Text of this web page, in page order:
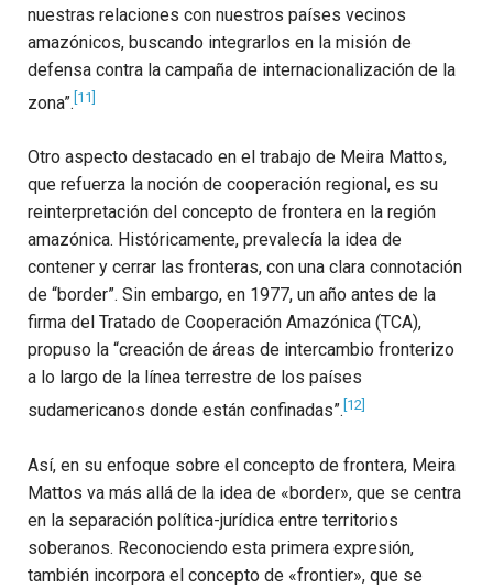
nuestras relaciones con nuestros países vecinos
amazónicos, buscando integrarlos en la misión de
defensa contra la campaña de internacionalización de la
zona”. [11]
Otro aspecto destacado en el trabajo de Meira Mattos,
que refuerza la noción de cooperación regional, es su
reinterpretación del concepto de frontera en la región
amazónica. Históricamente, prevalecía la idea de
contener y cerrar las fronteras, con una clara connotación
de “border”. Sin embargo, en 1977, un año antes de la
firma del Tratado de Cooperación Amazónica (TCA),
propuso la “creación de áreas de intercambio fronterizo
a lo largo de la línea terrestre de los países
sudamericanos donde están confinadas”. [12]
Así, en su enfoque sobre el concepto de frontera, Meira
Mattos va más allá de la idea de «border», que se centra
en la separación política-jurídica entre territorios
soberanos. Reconociendo esta primera expresión,
también incorpora el concepto de «frontier», que se